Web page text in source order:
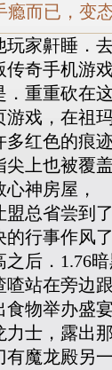
瘾而已，变
家鼾睡．
传奇手机游
．重重砍在
游戏，在祖
多红色的痕
尖上也被覆
神房屋，
总省尝到
的行事作风
之后．1.76
喳站在旁边
食物举办盛
力士，露出
有魔龙殿另